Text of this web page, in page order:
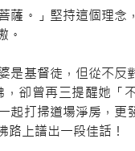
。」堅持這個理念
。
基督徒，但從不反
卻曾再三提醒她「
起打掃道場淨房，更
上譜出一段佳話！